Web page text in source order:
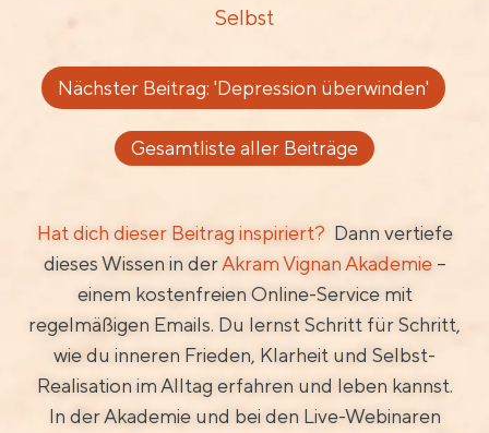
Selbst
Nächster Beitrag: 'Depression überwinden'
Gesamtliste aller Beiträge
Hat dich dieser Beitrag inspiriert? Dann vertiefe
dieses Wissen in derAkram Vignan Akademie–
einem kostenfreien Online-Service mit
regelmäßigen Emails. Du lernst Schritt für Schritt,
wie du inneren Frieden, Klarheit und Selbst-
Realisation im Alltag erfahren und leben kannst.
In der Akademie und bei den Live-Webinaren